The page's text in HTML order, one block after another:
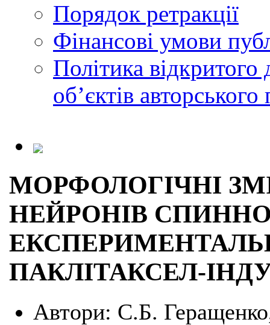
Порядок ретракції
Фінансові умови
Політика
обʼєктів авторського
МОРФОЛОГІЧНІ
НЕЙРОНІВ
ПАКЛІТАКСЕЛ-
Автори: С.Б.